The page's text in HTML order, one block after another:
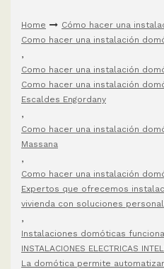
Home Cómo hacer una
Como hacer una instalación
,
Como hacer una instalación
Como hacer una instalación
Escaldes Engordany
,
Como hacer una instalación
Massana
,
Como hacer una instalación
Expertos que ofrecemos
vivienda con soluciones
,
Instalaciones domóticas
INSTALACIONES ELECTRICAS
La domótica permite